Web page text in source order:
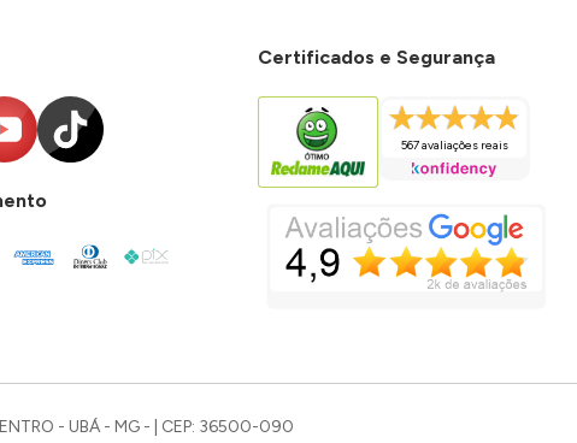
Certificados e Segurança
567 avaliações reais
- UBÁ - MG - | CEP: 36500-090